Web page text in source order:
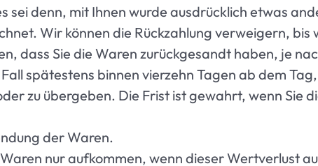
sei denn, mit Ihnen wurde ausdrücklich etwas
Wir können die Rückzahlung verweigern,
dass Sie die Waren zurückgesandt haben, je
spätestens binnen vierzehn Tagen ab dem
zu übergeben. Die Frist ist gewahrt, wenn Sie
der Waren.
nur aufkommen, wenn dieser Wertverlust